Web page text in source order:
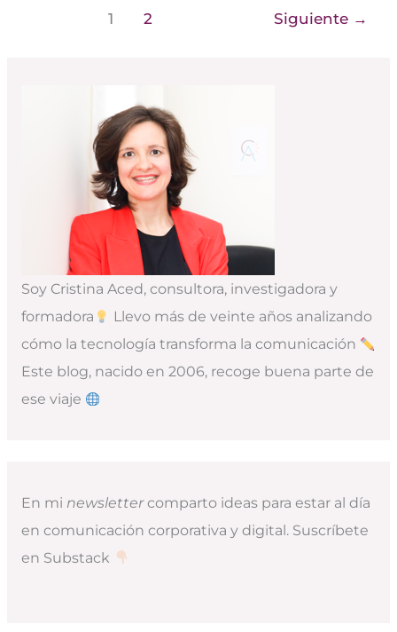
1 2 Siguiente →
Soy Cristina Aced, consultora, investigadora y
formadora
Llevo más de veinte años analizando
cómo la tecnología transforma la comunicación
Este blog, nacido en 2006, recoge buena parte de
ese viaje
En mi newslettercomparto ideas para estar al día
en comunicación corporativa y digital. Suscríbete
en Substack